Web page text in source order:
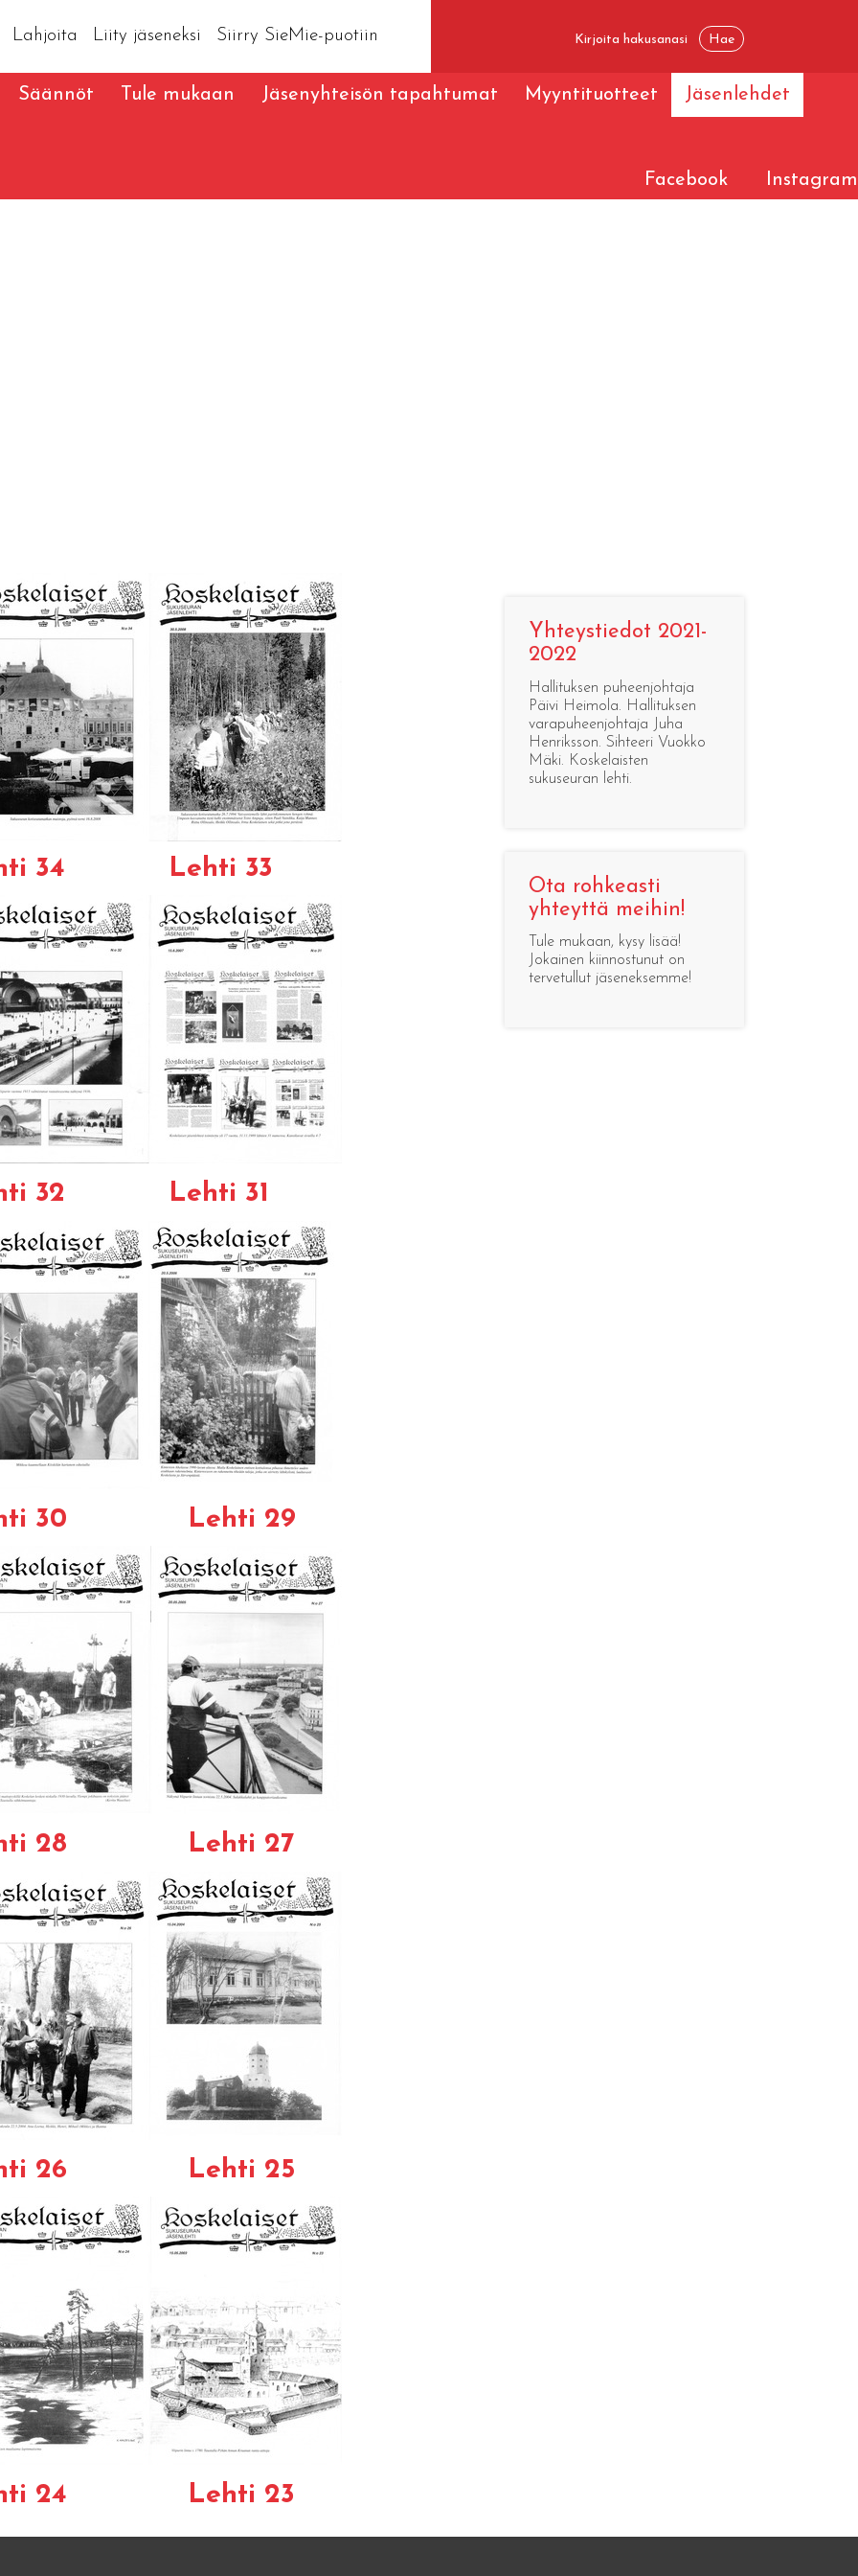
Lahjoita Liity jäseneksi Siirry SieMie-puotiin
Säännöt Tule mukaan Jäsenyhteisön tapahtumat Myyntituotteet Jäsenlehdet
Facebook Instagram
34 Lehti 33
32 Lehti 31
30 Lehti 29
28 Lehti 27
26 Lehti 25
24 Lehti 23
Yhteystiedot 2021-
2022
Hallituksen puheenjohtaja
Päivi Heimola. Hallituksen
varapuheenjohtaja Juha
Henriksson. Sihteeri Vuokko
Mäki. Koskelaisten
sukuseuran lehti.
Ota rohkeasti
yhteyttä meihin!
Tule mukaan, kysy lisää!
Jokainen kiinnostunut on
tervetullut jäseneksemme!